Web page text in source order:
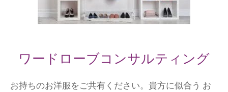
ワードローブコンサルティング
お持ちのお洋服をご共有ください。貴方に似合う お